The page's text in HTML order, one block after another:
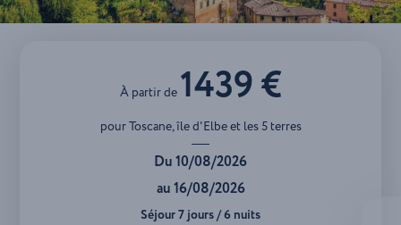
À partir de 1439 €
pour Toscane, île d'Elbe et les 5 terres
Du 10/08/2026
au 16/08/2026
Séjour7 jours / 6 nuits